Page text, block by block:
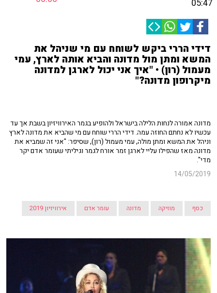
05:47
דידי הררי ביקש לשוחח עם מי שניהל את
המשא ומתן מול מדונה והביא אותה לארץ, עמי
מעמול (רון) • "איך אני יכול לארגן למדונה
מיקרופון מדונה?"
מדונה אמורה לנחות הלילה בישראל ולהופיע בגמר האירוויזיון בשבת אך עד
עכשיו לא נחתם החוזה עמה. דידי הררי שוחח עם מי שהביא את מדונה לארץ
וניהל את המשא ומתן מולה, עמי מעמול (רון), שסיפר: "אני זה שמביא את
מדונה מאז שהפילו עליי לארגן זמר אורח לגמר וגיליתי שעומר אדם יקר
מדי".
14/05/2019
כסף מוזיקה מדונה עומר אדם אירוויזיון 2019